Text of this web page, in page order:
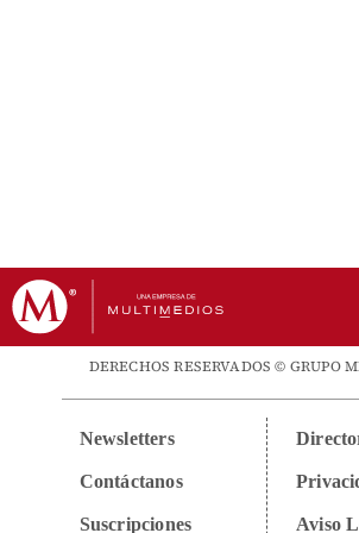
DERECHOS RESERVADOS © GRUPO
Newsletters
Contáctanos
Suscripciones Aviso